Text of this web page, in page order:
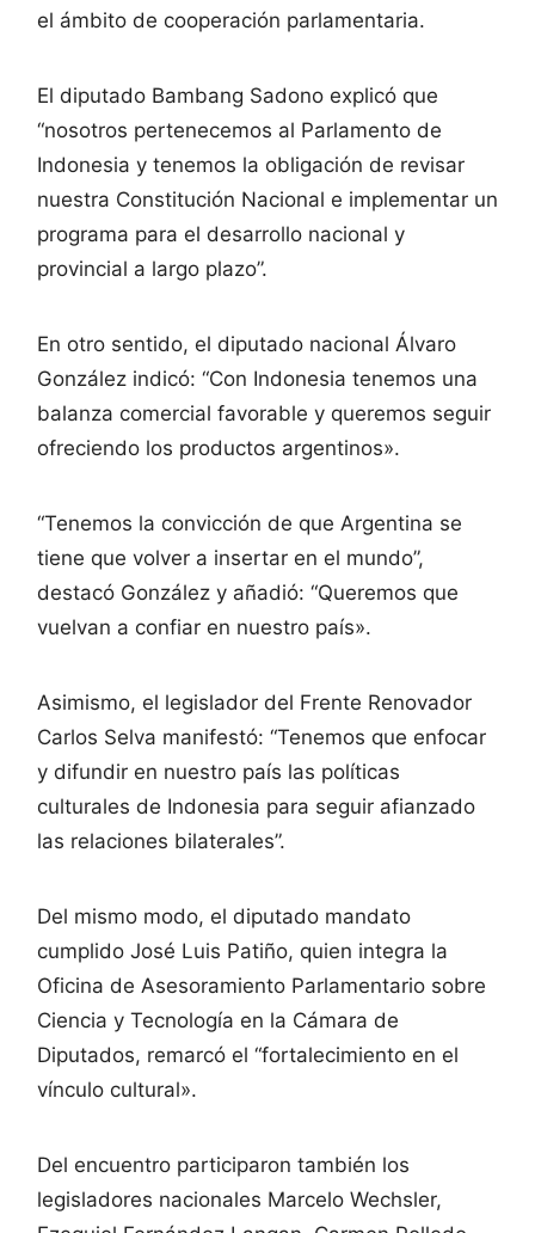
el ámbito de cooperación parlamentaria.
El diputado Bambang Sadono explicó que
“nosotros pertenecemos al Parlamento de
Indonesia y tenemos la obligación de revisar
nuestra Constitución Nacional e implementar un
programa para el desarrollo nacional y
provincial a largo plazo”.
En otro sentido, el diputado nacional Álvaro
González indicó: “Con Indonesia tenemos una
balanza comercial favorable y queremos seguir
ofreciendo los productos argentinos».
“Tenemos la convicción de que Argentina se
tiene que volver a insertar en el mundo”,
destacó González y añadió: “Queremos que
vuelvan a confiar en nuestro país».
Asimismo, el legislador del Frente Renovador
Carlos Selva manifestó: “Tenemos que enfocar
y difundir en nuestro país las políticas
culturales de Indonesia para seguir afianzado
las relaciones bilaterales”.
Del mismo modo, el diputado mandato
cumplido José Luis Patiño, quien integra la
Oficina de Asesoramiento Parlamentario sobre
Ciencia y Tecnología en la Cámara de
Diputados, remarcó el “fortalecimiento en el
vínculo cultural».
Del encuentro participaron también los
legisladores nacionales Marcelo Wechsler,